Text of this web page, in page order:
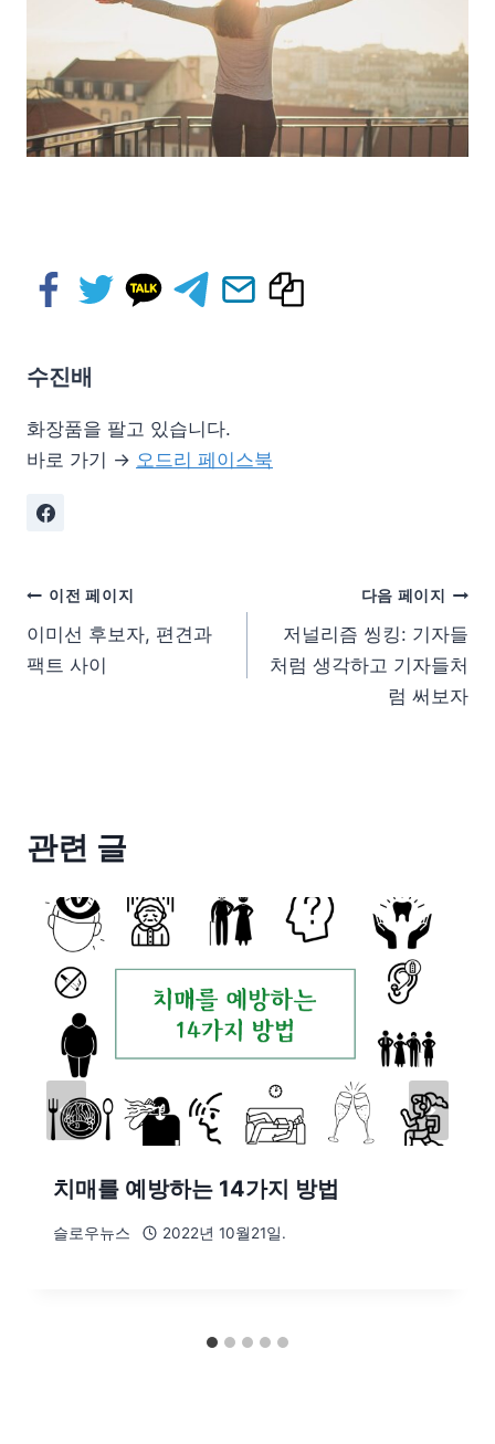
수진배
화장품을 팔고 있습니다.
바로 가기 → 오드리 페이스북
이전 페이지
이미선 후보자, 편견과
팩트 사이
다음 페이지
저널리즘 씽킹: 기자들
처럼 생각하고 기자들처
럼 써보자
관련 글
치매를 예방하는 14가지 방법
슬로우뉴스 2022년 10월21일.